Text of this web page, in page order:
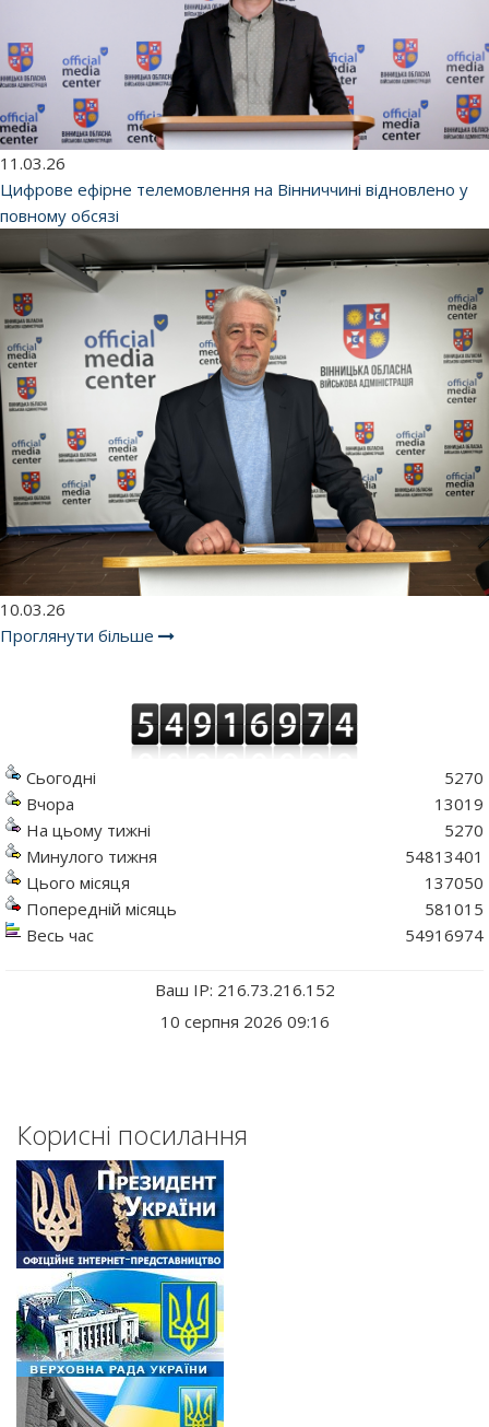
11.03.26
Цифрове ефірне телемовлення на Вінниччині відновлено у
повному обсязі
10.03.26
Проглянути більше
Сьогодні
Вчора
На цьому тижні
Минулого тижня
Цього місяця
Попередній місяць
Весь час
5270
13019
5270
54813401
137050
581015
54916974
Ваш IP: 216.73.216.152
10 серпня 2026 09:16
Корисні посилання